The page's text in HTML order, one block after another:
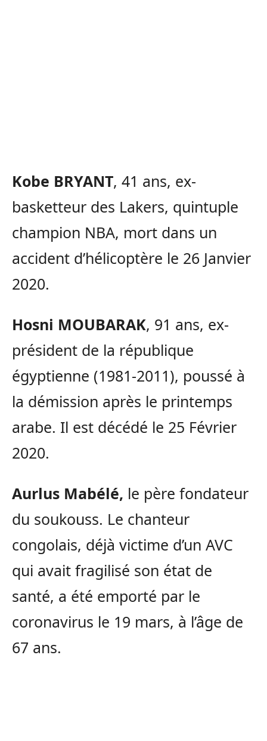
Kobe BRYANT, 41 ans, ex-
basketteur des Lakers, quintuple
champion NBA, mort dans un
accident d’hélicoptère le 26 Janvier
2020.
Hosni MOUBARAK, 91 ans, ex-
président de la république
égyptienne (1981-2011), poussé à
la démission après le printemps
arabe. Il est décédé le 25 Février
2020.
Aurlus Mabélé, le père fondateur
du soukouss. Le chanteur
congolais, déjà victime d’un AVC
qui avait fragilisé son état de
santé, a été emporté par le
coronavirus le 19 mars, à l’âge de
67 ans.